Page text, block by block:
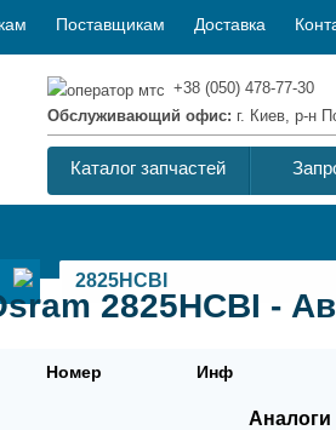
Поставщикам Доставка
+38 (050) 478-77-30
Обслуживающий офис: г. Киев, р-н
Каталог запчастей
2825HCBI -
Номер Инф
Аналоги